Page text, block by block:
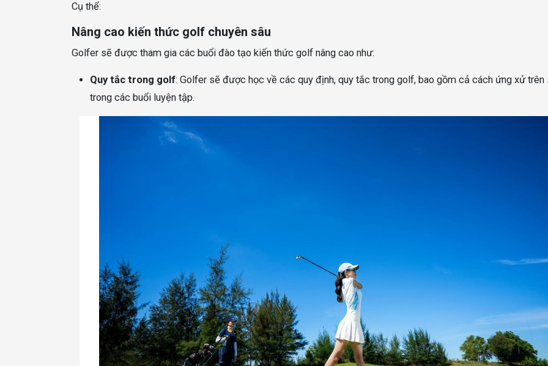
Cụ thể:
Nâng cao kiến thức golf chuyên sâu
Golfer sẽ được tham gia các buổi đào tạo kiến thức golf nâng cao như:
Quy tắc trong golf: Golfer sẽ được học về các quy định, quy tắc trong golf, bao gồm cả cách ứng xử trên
trong các buổi luyện tập.